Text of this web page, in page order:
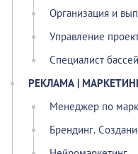
Организация и
Управление
Специалист
РЕКЛАМА |
Менеджер по
Брендинг.